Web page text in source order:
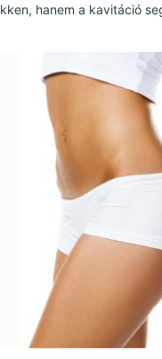
hanem a kavitáció